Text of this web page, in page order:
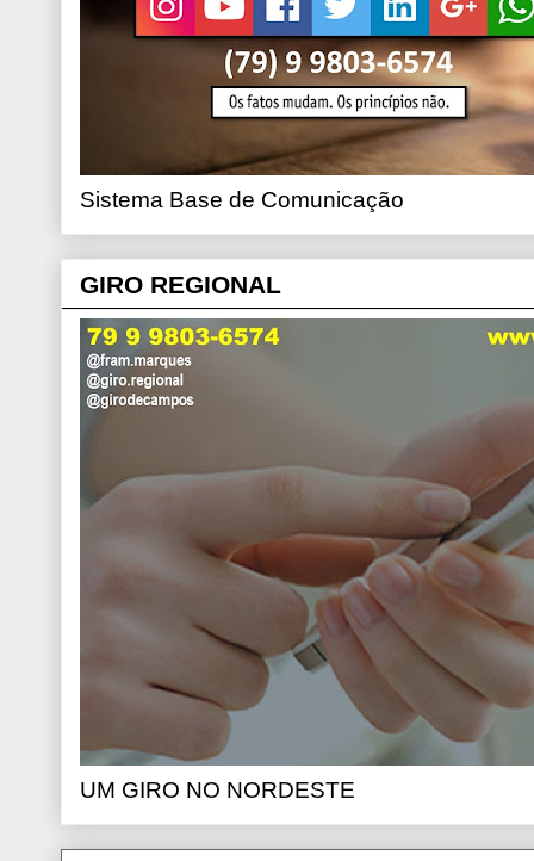
Sistema Base de Comunicação
GIRO REGIONAL
UM GIRO NO NORDESTE